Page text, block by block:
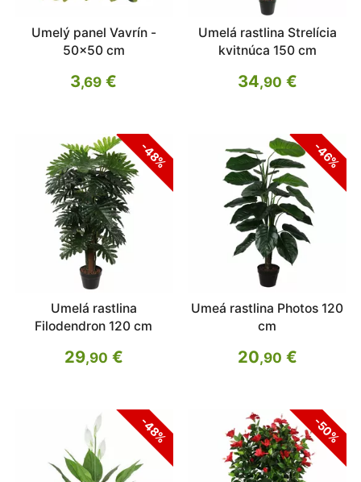
Umelý panel Vavrín -
50x50 cm
3,69 €
Umelá rastlina Strelícia
kvitnúca 150 cm
34,90 €
-48%
Umelá rastlina
Filodendron 120 cm
29,90 €
-46%
Umeá rastlina Photos 120
cm
20,90 €
-48% -50%